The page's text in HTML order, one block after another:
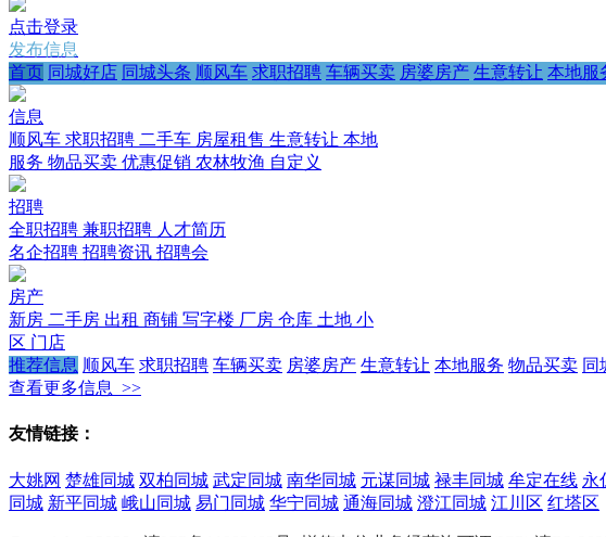
点击登录
发布信息
首页 同城好店 同城头条 顺风车 求职招聘 车辆买卖 房婆房产 生意转让 本地服
信息
顺风车 求职招聘 二手车 房屋租售 生意转让 本地
服务 物品买卖 优惠促销 农林牧渔 自定义
招聘
全职招聘 兼职招聘 人才简历
名企招聘 招聘资讯 招聘会
房产
新房 二手房 出租 商铺 写字楼 厂房 仓库 土地 小
区 门店
推荐信息 顺风车 求职招聘 车辆买卖 房婆房产 生意转让 本地服务 物品买卖 同
查看更多信息 >>
友情链接：
大姚网 楚雄同城 双柏同城 武定同城 南华同城 元谋同城 禄丰同城 牟定在线 永
同城 新平同城 峨山同城 易门同城 华宁同城 通海同城 澄江同城 江川区 红塔区